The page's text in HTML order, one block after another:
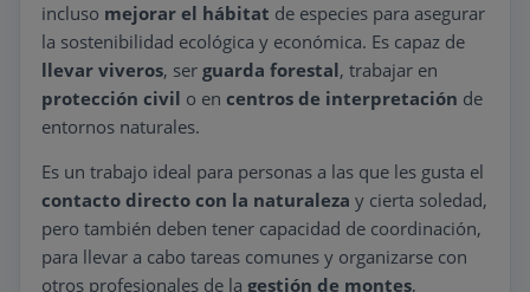
incluso mejorar el hábitat de especies para asegurar
la sostenibilidad ecológica y económica. Es capaz de
llevar viveros, ser guarda forestal, trabajar en
protección civil o en centros de interpretación de
entornos naturales.
Es un trabajo ideal para personas a las que les gusta el
contacto directo con la naturaleza y cierta soledad,
pero también deben tener capacidad de coordinación,
para llevar a cabo tareas comunes y organizarse con
otros profesionales de la gestión de montes,